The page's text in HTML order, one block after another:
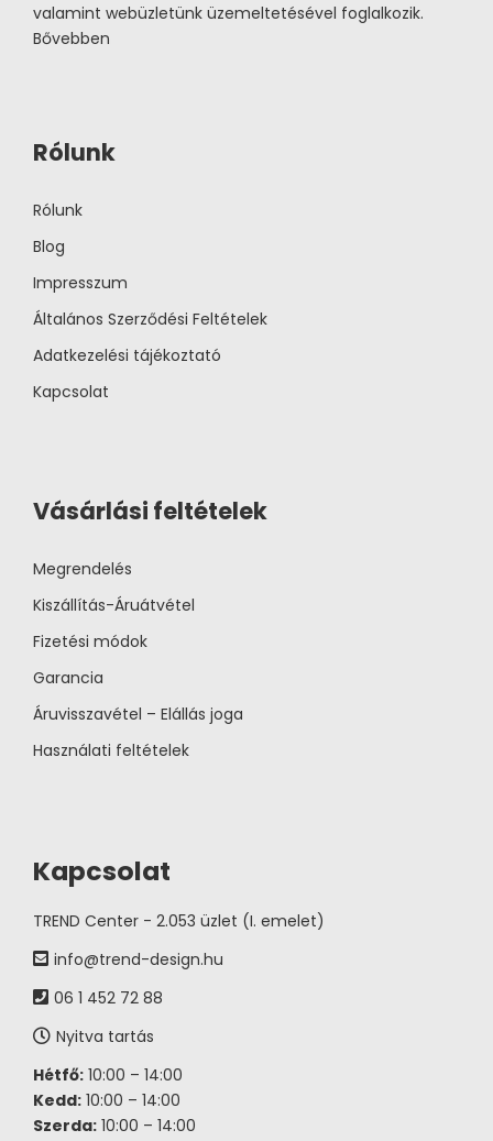
valamint webüzletünk üzemeltetésével foglalkozik.
Bővebben
Rólunk
Rólunk
Blog
Impresszum
Általános Szerződési Feltételek
Adatkezelési tájékoztató
Kapcsolat
Vásárlási feltételek
Megrendelés
Kiszállítás-Áruátvétel
Fizetési módok
Garancia
Áruvisszavétel – Elállás joga
Használati feltételek
Kapcsolat
TREND Center - 2.053 üzlet (I. emelet)
info@trend-design.hu
06 1 452 72 88
Nyitva tartás
Hétfő: 10:00 – 14:00
Kedd: 10:00 – 14:00
Szerda: 10:00 – 14:00